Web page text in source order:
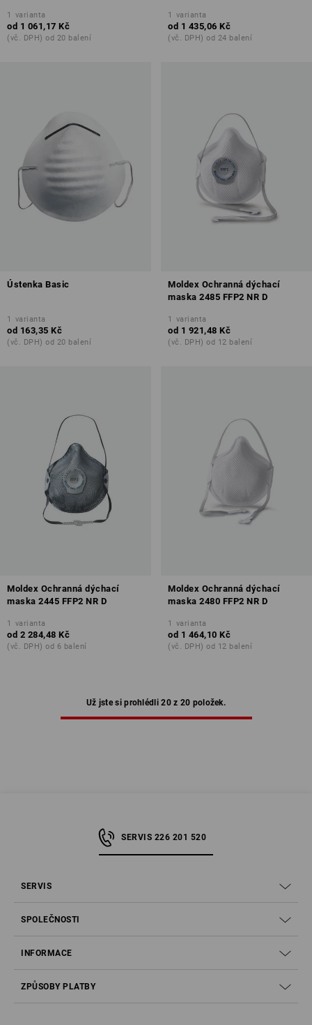
1 varianta
od 1 061,17 Kč
(vč. DPH) od 20 balení
1 varianta
od 1 435,06 Kč
(vč. DPH) od 24 balení
Ústenka Basic
1 varianta
od 163,35 Kč
(vč. DPH) od 20 balení
Moldex Ochranná dýchací
maska 2485 FFP2 NR D
1 varianta
od 1 921,48 Kč
(vč. DPH) od 12 balení
Moldex Ochranná dýchací
maska 2445 FFP2 NR D
1 varianta
od 2 284,48 Kč
(vč. DPH) od 6 balení
Moldex Ochranná dýchací
maska 2480 FFP2 NR D
1 varianta
od 1 464,10 Kč
(vč. DPH) od 12 balení
Už jste si prohlédli 20 z 20 položek.
SERVIS 226 201 520
SERVIS
SPOLEČNOSTI
INFORMACE
ZPŮSOBY PLATBY